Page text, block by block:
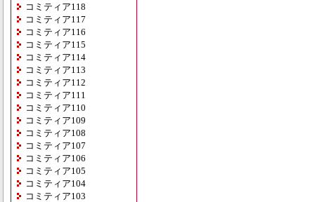
コミティア118
コミティア117
コミティア116
コミティア115
コミティア114
コミティア113
コミティア112
コミティア111
コミティア110
コミティア109
コミティア108
コミティア107
コミティア106
コミティア105
コミティア104
コミティア103